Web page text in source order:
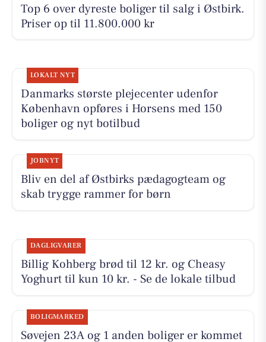
Top 6 over dyreste boliger til salg i Østbirk.
Priser op til 11.800.000 kr
LOKALT NYT
Danmarks største plejecenter udenfor
København opføres i Horsens med 150
boliger og nyt botilbud
JOBNYT
Bliv en del af Østbirks pædagogteam og
skab trygge rammer for børn
DAGLIGVARER
Billig Kohberg brød til 12 kr. og Cheasy
Yoghurt til kun 10 kr. - Se de lokale tilbud
BOLIGMARKED
Søvejen 23A og 1 anden boliger er kommet